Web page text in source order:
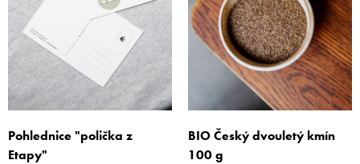
Pohlednice "polička z
Etapy"
BIO Český dvouletý kmín
100 g